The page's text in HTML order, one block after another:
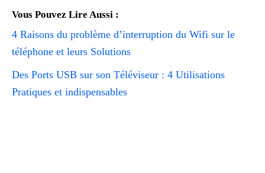
Vous Pouvez Lire Aussi :
4 Raisons du problème d’interruption du Wifi sur le
téléphone et leurs Solutions
Des Ports USB sur son Téléviseur : 4 Utilisations
Pratiques et indispensables